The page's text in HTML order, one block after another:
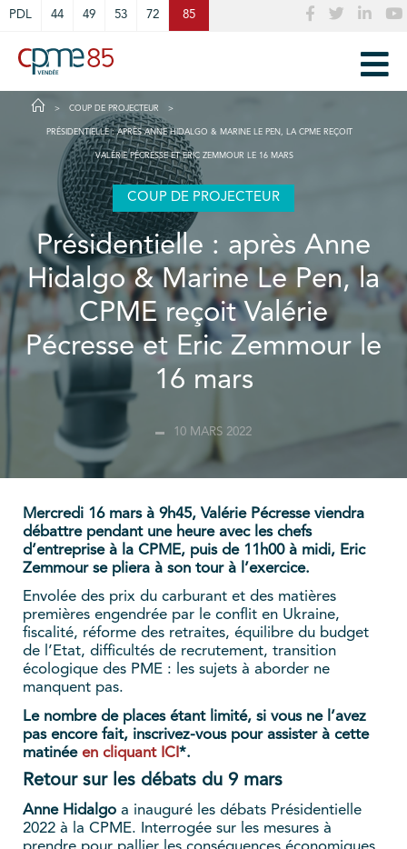
PDL 44 49 53 72 85
COUP DE PROJECTEUR
PRÉSIDENTIELLE : APRÈS ANNE HIDALGO & MARINE LE PEN, LA CPME REÇOIT
VALÉRIE PÉCRESSE ET ERIC ZEMMOUR LE 16 MARS
COUP DE PROJECTEUR
Présidentielle : après Anne
Hidalgo & Marine Le Pen, la
CPME reçoit Valérie
Pécresse et Eric Zemmour le
16 mars
10 MARS 2022
Mercredi 16 mars à 9h45, Valérie Pécresse viendra
débattre pendant une heure avec les chefs
d’entreprise à la CPME, puis de 11h00 à midi, Eric
Zemmour se pliera à son tour à l’exercice.
Envolée des prix du carburant et des matières
premières engendrée par le conflit en Ukraine,
fiscalité, réforme des retraites, équilibre du budget
de l’Etat, difficultés de recrutement, transition
écologique des PME : les sujets à aborder ne
manquent pas.
Le nombre de places étant limité, si vous ne l’avez
pas encore fait, inscrivez-vous pour assister à cette
matinée en cliquant ICI *.
Retour sur les débats du 9 mars
Anne Hidalgo a inauguré les débats Présidentielle
2022 à la CPME. Interrogée sur les mesures à
Cookies management panel